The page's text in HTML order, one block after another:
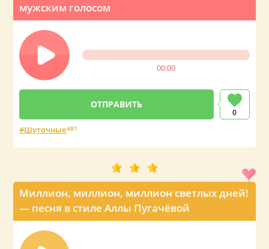
мужским голосом
00:00
0
Шуточные481
Миллион, миллион, миллион светлых дней!
— песня в стиле Аллы Пугачёвой